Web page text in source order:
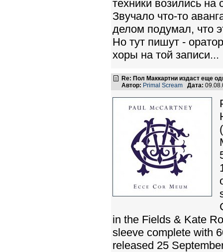
техники возились
Звучало что-то
делом подумал, что
Но тут пишут -
хоры на той записи...
Re: Пол Маккартни издаст еще
Автор: Primal Scream Дата:
in the Fields & Kate
sleeve complete with
released 25